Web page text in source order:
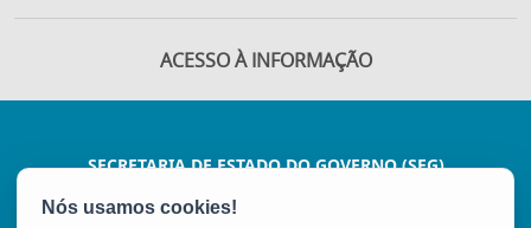
ACESSO À INFORMAÇÃO
SECRETARIA DE ESTADO DO GOVERNO (SEG)
Rua Sete de Setembro, 362 - 6º e 7º andar -